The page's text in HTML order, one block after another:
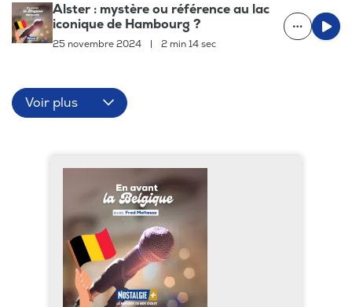
Alster : mystère ou référence au lac
iconique de Hambourg ?
25 novembre 2024 | 2 min 14 sec
Voir plus